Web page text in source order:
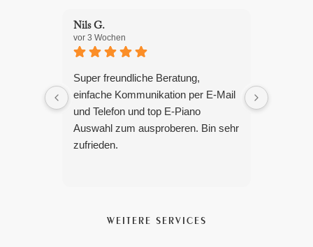
Nils G.
vor 3 Wochen
Super freundliche Beratung,
einfache Kommunikation per E-Mail
und Telefon und top E-Piano
Auswahl zum ausproberen. Bin sehr
zufrieden.
WEITERE SERVICES